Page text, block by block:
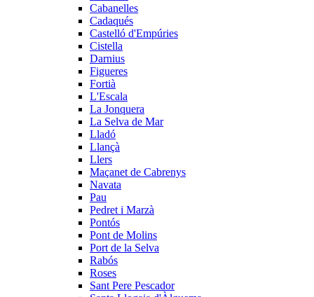
Cabanelles
Cadaqués
Castelló d'Empúries
Cistella
Darnius
Figueres
Fortià
L'Escala
La Jonquera
La Selva de Mar
Lladó
Llançà
Llers
Maçanet de Cabrenys
Navata
Pau
Pedret i Marzà
Pontós
Pont de Molins
Port de la Selva
Rabós
Roses
Sant Pere Pescador